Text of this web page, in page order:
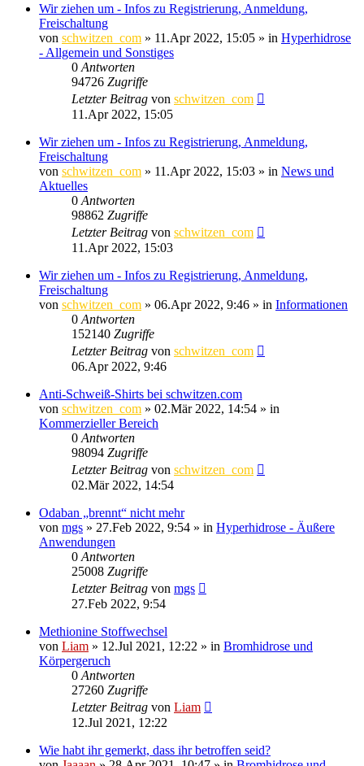
Wir ziehen um - Infos zu Registrierung, Anmeldung,
Freischaltung
von schwitzen_com » 11.Apr 2022, 15:05 » in Hyperhidrose
- Allgemein und Sonstiges
0 Antworten
94726 Zugriffe
Letzter Beitrag von schwitzen_com
11.Apr 2022, 15:05
Wir ziehen um - Infos zu Registrierung, Anmeldung,
Freischaltung
von schwitzen_com » 11.Apr 2022, 15:03 » in News und
Aktuelles
0 Antworten
98862 Zugriffe
Letzter Beitrag von schwitzen_com
11.Apr 2022, 15:03
Wir ziehen um - Infos zu Registrierung, Anmeldung,
Freischaltung
von schwitzen_com » 06.Apr 2022, 9:46 » in Informationen
0 Antworten
152140 Zugriffe
Letzter Beitrag von schwitzen_com
06.Apr 2022, 9:46
Anti-Schweiß-Shirts bei schwitzen.com
von schwitzen_com » 02.Mär 2022, 14:54 » in
Kommerzieller Bereich
0 Antworten
98094 Zugriffe
Letzter Beitrag von schwitzen_com
02.Mär 2022, 14:54
Odaban „brennt“ nicht mehr
von mgs » 27.Feb 2022, 9:54 » in Hyperhidrose - Äußere
Anwendungen
0 Antworten
25008 Zugriffe
Letzter Beitrag von mgs
27.Feb 2022, 9:54
Methionine Stoffwechsel
von Liam » 12.Jul 2021, 12:22 » in Bromhidrose und
Körpergeruch
0 Antworten
27260 Zugriffe
Letzter Beitrag von Liam
12.Jul 2021, 12:22
Wie habt ihr gemerkt, dass ihr betroffen seid?